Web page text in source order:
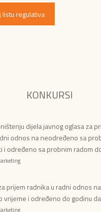
listu regulativa
KONKURSI
dijela javnog oglasa za
odnos na neodređeno sa
i određeno sa probnim radom
prijem radnika u radni odnos na
vrijeme i određeno do godinu